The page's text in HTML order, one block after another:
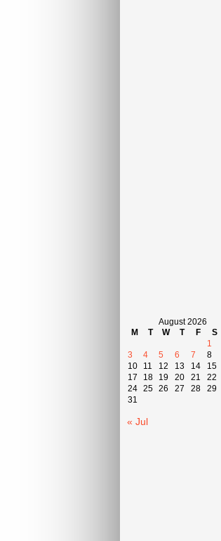
August 2026
M
T W T F S
1
3
4 5 6 7 8
10
11 12 13 14 15
17
18 19 20 21 22
24 25 26 27 28 29
31
« Jul